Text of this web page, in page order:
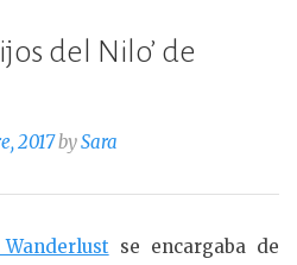
del Nilo’ de
2017bySara
se encargaba de